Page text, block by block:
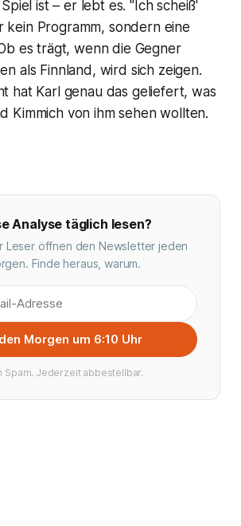
ist – er lebt es. "Ich scheiß'
kein Programm, sondern eine
es trägt, wenn die Gegner
als Finnland, wird sich zeigen.
hat Karl genau das geliefert, was
Kimmich von ihm sehen wollten.
Analyse täglich lesen?
Leser öffnen den Newsletter jeden
Finde heraus, warum.
Morgen um 6:10 Uhr
Spam. Jederzeit abbestellbar.